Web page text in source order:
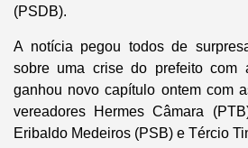
(PSDB).
A notícia pegou todos de
sobre uma crise do prefeito com
ganhou novo capítulo ontem com
vereadores Hermes Câmara
Eribaldo Medeiros (PSB) e Tércio